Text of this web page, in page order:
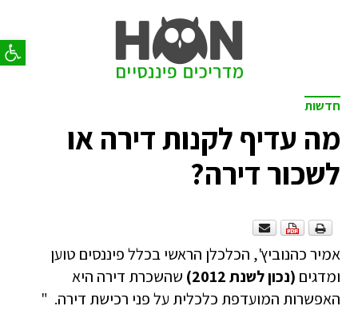
פתח
חדשות
מה עדיף לקנות דירה או
לשכור דירה?
אמיר כהנוביץ', הכלכלן הראשי בכלל פיננסים טוען
ומדגים (נכון לשנת 2012)
שהשכרת דירה היא
האפשרות המועדפת כלכלית על פני רכישת דירה. "